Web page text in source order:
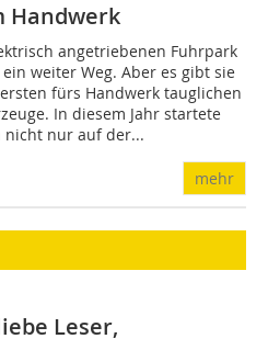
Handwerk
angetriebenen Fuhrpark
weiter Weg. Aber es gibt sie
fürs Handwerk tauglichen
In diesem Jahr startete
nicht nur auf der...
mehr
Leser,